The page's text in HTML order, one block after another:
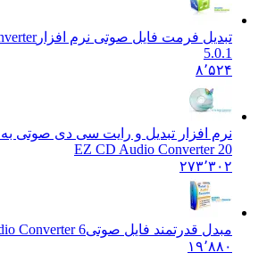
تبدیل فرمت فایل صوتی نرم افزارConverter
نرم افزار تبدیل و رایت سی دی صوتی به | دانلود EZ CD
EZ CD Audio Converter 20
۲۷۳٬۳۰۲
مبدل قدرتمند فایل صوتیAudio Converter 6.
۱۹٬۸۸۰